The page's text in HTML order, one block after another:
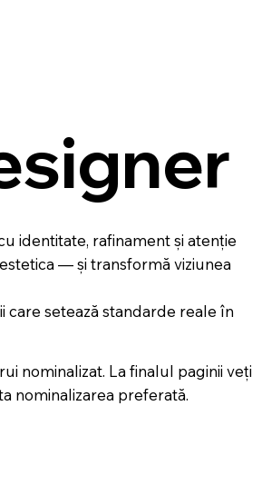
identitate, rafinament și atenție
— și transformă viziunea
setează standarde reale în
nominalizat. La finalul paginii veți
nominalizarea preferată.